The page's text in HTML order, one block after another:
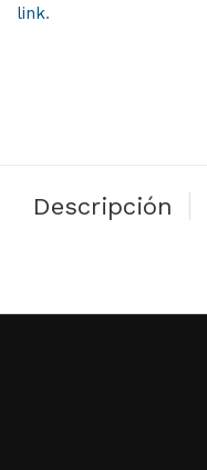
link.
Descripción